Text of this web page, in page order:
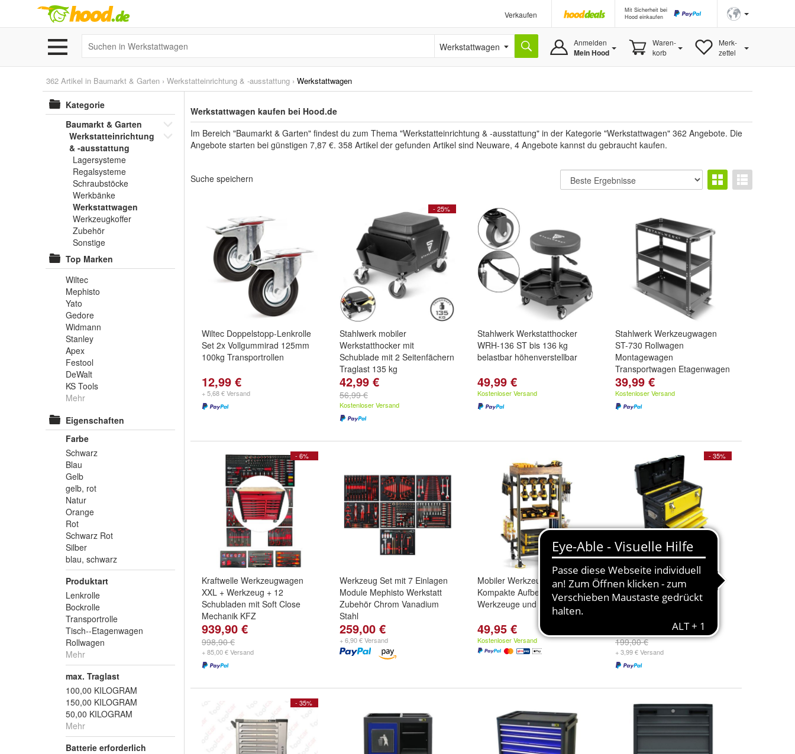
Verkaufen
Mit Sicherheit bei
Hood einkaufen
Werkstattwagen Anmelden
Mein Hood
Waren-
korb
Merk-
zettel
362 Artikel in Baumarkt & Garten › Werkstatteinrichtung & -ausstattung › Werkstattwagen
Kategorie
Baumarkt & Garten
Werkstatteinrichtung
& -ausstattung
Lagersysteme
Regalsysteme
Schraubstöcke
Werkbänke
Werkstattwagen
Werkzeugkoffer
Zubehör
Sonstige
Top Marken
Wiltec
Mephisto
Yato
Gedore
Widmann
Stanley
Apex
Festool
DeWalt
KS Tools
Mehr
Eigenschaften
Farbe
Schwarz
Blau
Gelb
gelb, rot
Natur
Orange
Rot
Schwarz Rot
Silber
blau, schwarz
Produktart
Lenkrolle
Bockrolle
Transportrolle
Tisch--Etagenwagen
Rollwagen
Mehr
max. Traglast
100,00 KILOGRAM
150,00 KILOGRAM
50,00 KILOGRAM
Mehr
Batterie erforderlich
Werkstattwagen kaufen bei Hood.de
Im Bereich "Baumarkt & Garten" findest du zum Thema "Werkstatteinrichtung & -ausstattung" in der Kategorie "Werkstattwagen" 362 Angebote. Die
Angebote starten bei günstigen 7,87 €. 358 Artikel der gefunden Artikel sind Neuware, 4 Angebote kannst du gebraucht kaufen.
Suche speichern
Wiltec Doppelstopp-Lenkrolle
Set 2x Vollgummirad 125mm
100kg Transportrollen
12,99 €
+ 5,68 € Versand
- 25%
Stahlwerk mobiler
Werkstatthocker mit
Schublade mit 2 Seitenfächern
Traglast 135 kg
42,99 €
56,99 €
Kostenloser Versand
Stahlwerk Werkstatthocker
WRH-136 ST bis 136 kg
belastbar höhenverstellbar
49,99 €
Kostenloser Versand
Stahlwerk Werkzeugwagen
ST-730 Rollwagen
Montagewagen
Transportwagen Etagenwagen
39,99 €
Kostenloser Versand
- 6%
Kraftwelle Werkzeugwagen
XXL + Werkzeug + 12
Schubladen mit Soft Close
Mechanik KFZ
457 tlg. Abschließbar | Davon
10 mit Werkzeug | |
Werkstattwagen
Werkzeugkasten
939,90 €
998,90 €
+ 85,00 € Versand
Werkzeug Set mit 7 Einlagen
Module Mephisto Werkstatt
Zubehör Chrom Vanadium
Stahl
259,00 €
+ 6,90 € Versand
Mobiler Werkzeug-Organizer -
Kompakte Aufbewahrung für
Werkzeuge und Zubehör
49,95 €
Kostenloser Versand
- 35%
Metall Werkzeugkasten
Werkstattwagen
Werkzeugtrolley XL Type
199,00 €
+ 3,99 € Versand
- 35%